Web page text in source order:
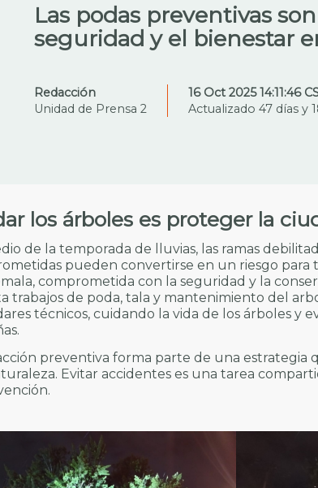
Las podas preventivas
seguridad y el bienestar
Redacción
Unidad de Prensa 2
16 Oct 2025 14:11:46
Actualizado 47 días y
los árboles es proteger la
de la temporada de lluvias, las ramas
pueden convertirse en un riesgo para
comprometida con la seguridad y la
trabajos de poda, tala y mantenimiento del
técnicos, cuidando la vida de los árboles y
preventiva forma parte de una estrategia
Evitar accidentes es una tarea